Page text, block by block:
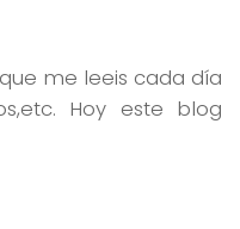
me leeis cada día
Hoy este blog